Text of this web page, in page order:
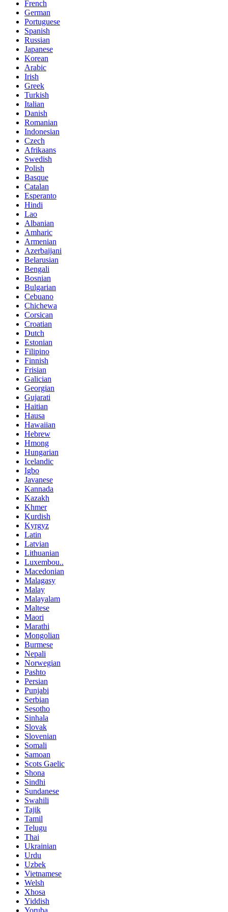
French
German
Portuguese
Spanish
Russian
Japanese
Korean
Arabic
Irish
Greek
Turkish
Italian
Danish
Romanian
Indonesian
Czech
Afrikaans
Swedish
Polish
Basque
Catalan
Esperanto
Hindi
Lao
Albanian
Amharic
Armenian
Azerbaijani
Belarusian
Bengali
Bosnian
Bulgarian
Cebuano
Chichewa
Corsican
Croatian
Dutch
Estonian
Filipino
Finnish
Frisian
Galician
Georgian
Gujarati
Haitian
Hausa
Hawaiian
Hebrew
Hmong
Hungarian
Icelandic
Igbo
Javanese
Kannada
Kazakh
Khmer
Kurdish
Kyrgyz
Latin
Latvian
Lithuanian
Luxembou..
Macedonian
Malagasy
Malay
Malayalam
Maltese
Maori
Marathi
Mongolian
Burmese
Nepali
Norwegian
Pashto
Persian
Punjabi
Serbian
Sesotho
Sinhala
Slovak
Slovenian
Somali
Samoan
Scots Gaelic
Shona
Sindhi
Sundanese
Swahili
Tajik
Tamil
Telugu
Thai
Ukrainian
Urdu
Uzbek
Vietnamese
Welsh
Xhosa
Yiddish
Yoruba